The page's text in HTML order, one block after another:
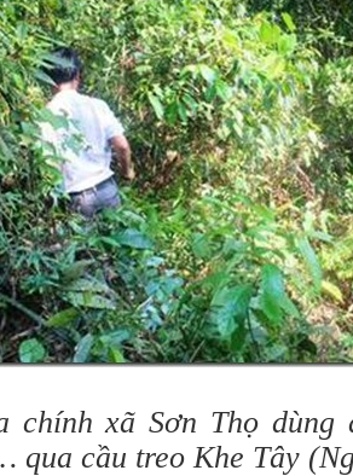
chính xã Sơn Thọ dùng
qua cầu treo Khe Tây